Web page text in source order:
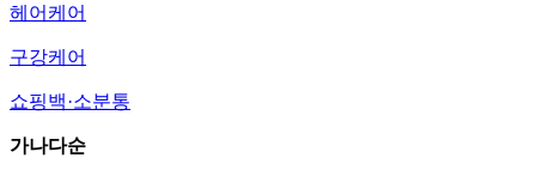
헤어케어
구강케어
쇼핑백·소분통
가나다순